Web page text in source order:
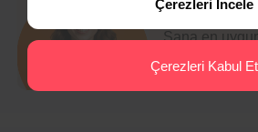
Eğitim
Sana en
Çerezleri İncele
Çerezleri Kabul Et